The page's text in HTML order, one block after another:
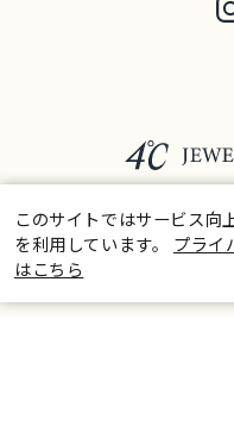
このサイトではサービス向
を利用しています。 プライ
はこちら